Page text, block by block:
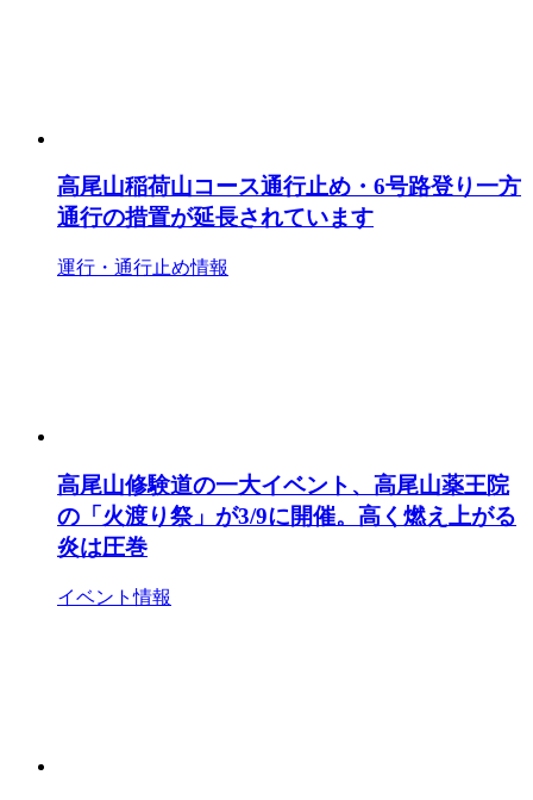
高尾山稲荷山コース通行止め・6号路登り一方
通行の措置が延長されています
運行・通行止め情報
高尾山修験道の一大イベント、高尾山薬王院
の「火渡り祭」が3/9に開催。高く燃え上がる
炎は圧巻
イベント情報